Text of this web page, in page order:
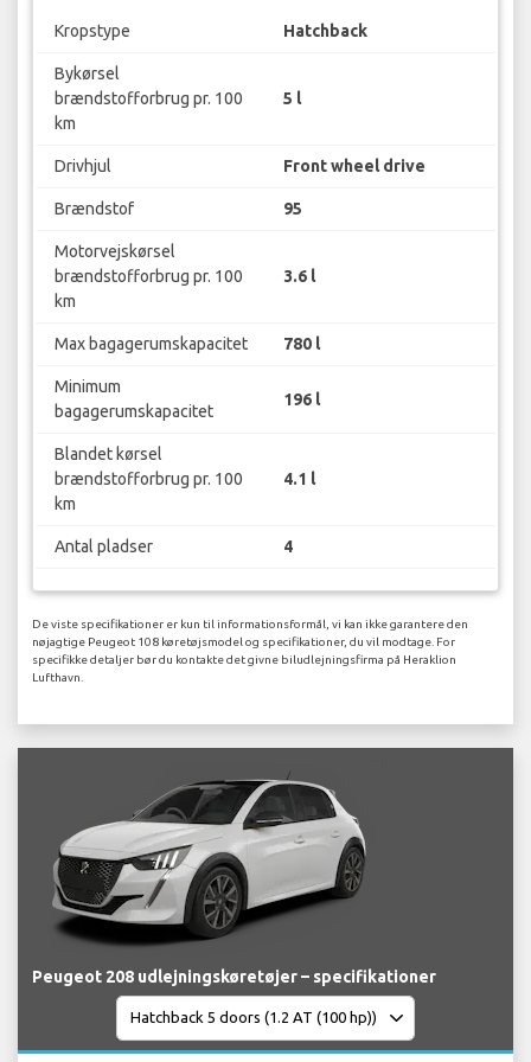
Kropstype Hatchback
Bykørsel
brændstofforbrug pr. 100
km
5 l
Drivhjul Front wheel drive
Brændstof 95
Motorvejskørsel
brændstofforbrug pr. 100
km
3.6 l
Max bagagerumskapacitet 780 l
Minimum
bagagerumskapacitet
196 l
Blandet kørsel
brændstofforbrug pr. 100
km
4.1 l
Antal pladser 4
De viste specifikationer er kun til informationsformål, vi kan ikke garantere den
nøjagtige Peugeot 108 køretøjsmodel og specifikationer, du vil modtage. For
specifikke detaljer bør du kontakte det givne biludlejningsfirma på Heraklion
Lufthavn.
Peugeot 208 udlejningskøretøjer – specifikationer